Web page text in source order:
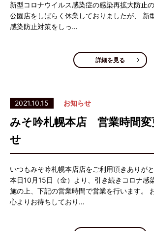
新型コロナウイルス感染症の感染再拡大防止
公園店をしばらく休業しておりましたが、 新
感染防止対策をしっ…
詳細を見る
2021.10.15 お知らせ
みそ吟札幌本店 営業時間変
せ
いつもみそ吟札幌本店店をご利用頂きありがと
本日10月15日（金）より、引き続きコロナ感
施の上、下記の営業時間で営業を行います。
心よりお待ちしており…